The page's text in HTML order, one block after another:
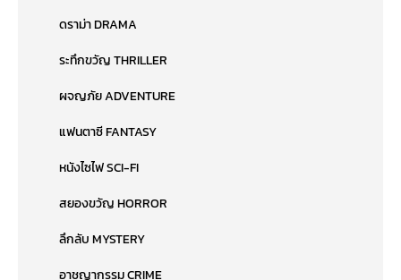
ดราม่า DRAMA
ระทึกขวัญ THRILLER
ผจญภัย ADVENTURE
แฟนตาซี FANTASY
หนังไซไฟ SCI-FI
สยองขวัญ HORROR
ลึกลับ MYSTERY
อาชญากรรม CRIME